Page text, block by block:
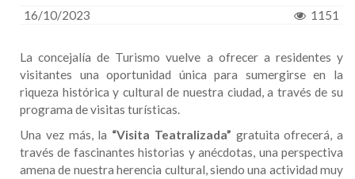
16/10/2023 1151
La concejalía de Turismo vuelve a ofrecer a residentes y
visitantes una oportunidad única para sumergirse en la
riqueza histórica y cultural de nuestra ciudad, a través de su
programa de visitas turísticas.
Una vez más, la “Visita Teatralizada” gratuita ofrecerá, a
través de fascinantes historias y anécdotas, una perspectiva
amena de nuestra herencia cultural, siendo una actividad muy